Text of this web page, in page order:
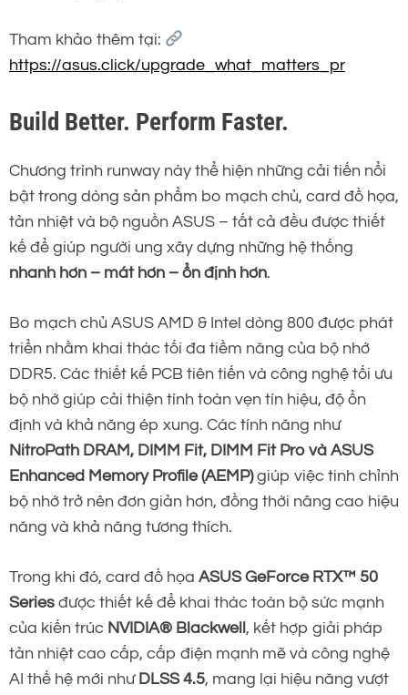
Tham khảo thêm tại:
https://asus.click/upgrade_what_matters_pr
Build Better. Perform Faster.
Chương trình runway này thể hiện những cải tiến nổi
bật trong dòng sản phẩm bo mạch chủ, card đồ họa,
tản nhiệt và bộ nguồn ASUS – tất cả đều được thiết
kế để giúp người ung xây dựng những hệ thống
nhanh hơn – mát hơn – ổn định hơn.
Bo mạch chủ ASUS AMD & Intel dòng 800 được phát
triển nhằm khai thác tối đa tiềm năng của bộ nhớ
DDR5. Các thiết kế PCB tiên tiến và công nghệ tối ưu
bộ nhớ giúp cải thiện tính toàn vẹn tín hiệu, độ ổn
định và khả năng ép xung. Các tính năng như
NitroPath DRAM, DIMM Fit, DIMM Fit Pro và ASUS
Enhanced Memory Profile (AEMP)giúp việc tinh chỉnh
bộ nhớ trở nên đơn giản hơn, đồng thời nâng cao hiệu
năng và khả năng tương thích.
Trong khi đó, card đồ họa ASUS GeForce RTX™ 50
Series được thiết kế để khai thác toàn bộ sức mạnh
của kiến trúc NVIDIA® Blackwell , kết hợp giải pháp
tản nhiệt cao cấp, cấp điện mạnh mẽ và công nghệ
AI thế hệ mới như DLSS 4.5, mang lại hiệu năng vượt